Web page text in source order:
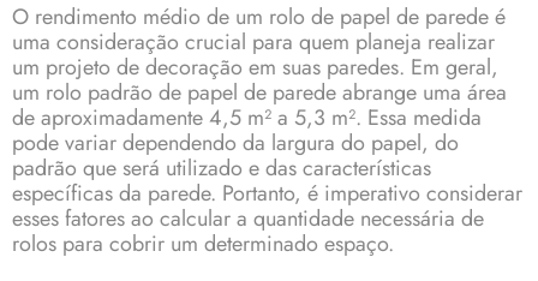
O rendimento médio de um rolo de papel de parede é
uma consideração crucial para quem planeja realizar
um projeto de decoração em suas paredes. Em geral,
um rolo padrão de papel de parede abrange uma área
de aproximadamente 4,5 m² a 5,3 m². Essa medida
pode variar dependendo da largura do papel, do
padrão que será utilizado e das características
específicas da parede. Portanto, é imperativo considerar
esses fatores ao calcular a quantidade necessária de
rolos para cobrir um determinado espaço.